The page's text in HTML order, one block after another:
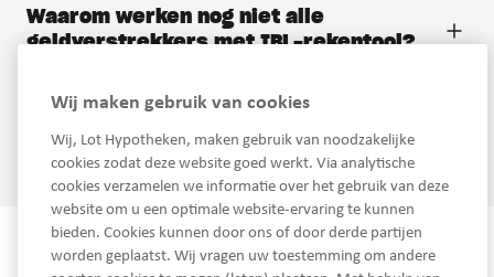
Waarom werken nog niet alle
geldverstrekkers met IBL-rekentool?
Blijft de naam Inkomensbepaling
Loondienst van kracht?
Wij maken gebruik van cookies
Wij, Lot Hypotheken, maken gebruik van noodzakelijke
cookies zodat deze website goed werkt. Via analytische
cookies verzamelen we informatie over het gebruik van deze
website om u een optimale website-ervaring te kunnen
bieden. Cookies kunnen door ons of door derde partijen
worden geplaatst. Wij vragen uw toestemming om andere